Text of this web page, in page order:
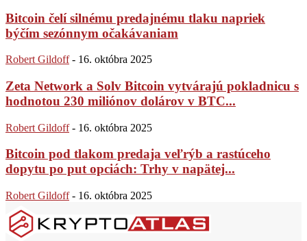
Bitcoin čelí silnému predajnému tlaku napriek
býčím sezónnym očakávaniam
Robert Gildoff - 16. októbra 2025
Zeta Network a Solv Bitcoin vytvárajú pokladnicu s
hodnotou 230 miliónov dolárov v BTC...
Robert Gildoff - 16. októbra 2025
Bitcoin pod tlakom predaja veľrýb a rastúceho
dopytu po put opciách: Trhy v napätej...
Robert Gildoff - 16. októbra 2025